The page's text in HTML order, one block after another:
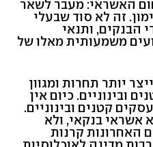
האשראי: מעבר לשאר
זה לא סוד שבעלי
הבנקים, ותנאי
משמעותית מאלו של
יותר תחרות ומגוון
ובינוניים. כיום אין
קטנים ובינוניים.
אשראי בנקאי, ולא
האחרונות קרנות